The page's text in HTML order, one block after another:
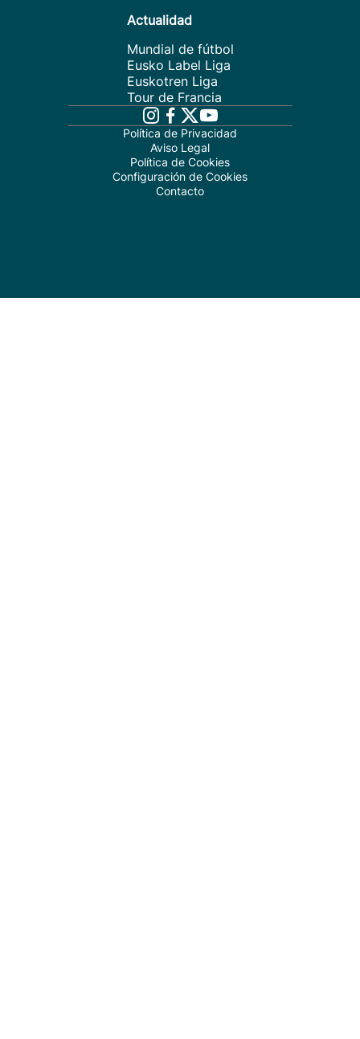
Actualidad
Mundial de fútbol
Eusko Label Liga
Euskotren Liga
Tour de Francia
Política de Privacidad
Aviso Legal
Política de Cookies
Configuración de Cookies
Contacto